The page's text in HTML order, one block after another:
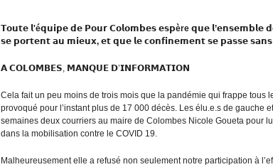
𝗧𝗼𝘂𝘁𝗲 𝗹'é𝗾𝘂𝗶𝗽𝗲 𝗱𝗲 𝗣𝗼𝘂𝗿 𝗖𝗼𝗹𝗼𝗺𝗯𝗲𝘀 𝗲𝘀𝗽ère 𝗾𝘂𝗲 𝗹’𝗲𝗻𝘀𝗲𝗺𝗯𝗹𝗲
𝘀𝗲 𝗽𝗼𝗿𝘁𝗲𝗻𝘁 𝗮𝘂 𝗺𝗶𝗲𝘂𝘅, 𝗲𝘁 𝗾𝘂𝗲 𝗹𝗲 𝗰𝗼𝗻𝗳𝗶𝗻𝗲𝗺𝗲𝗻𝘁 𝘀𝗲 𝗽𝗮𝘀𝘀𝗲 𝘀𝗮𝗻𝘀
𝗔 𝗖𝗢𝗟𝗢𝗠𝗕𝗘𝗦, 𝗠𝗔𝗡𝗤𝗨𝗘 𝗗’𝗜𝗡𝗙𝗢𝗥𝗠𝗔𝗧𝗜𝗢𝗡
Cela fait un peu moins de trois mois que la pandémie qui frappe tous
provoqué pour l’instant plus de 17 000 décès. Les élu.e.s de gauche
semaines deux courriers au maire de Colombes Nicole Goueta pour
dans la mobilisation contre le COVID 19.
Malheureusement elle a refusé non seulement notre participation à